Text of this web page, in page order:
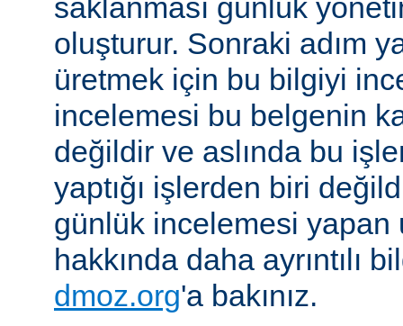
saklanması günlük
oluşturur. Sonraki adım
üretmek için bu bilgiyi
incelemesi bu belgenin
değildir ve aslında bu
yaptığı işlerden biri
günlük incelemesi yapan
hakkında daha ayrıntılı
dmoz.org'a bakınız.